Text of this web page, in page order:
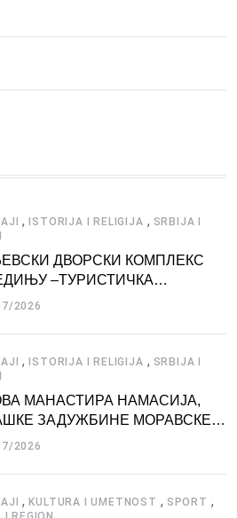
,ISTORIJA I RELIGIJA , SRBIJA I
ДВОРСКИ КОМПЛЕКС
–ТУРИСТИЧКА
2026
,ISTORIJA I RELIGIJA , SRBIJA I
МАНАСТИРА НАМАСИЈА,
ЗАДУЖБИНЕ МОРАВСКЕ
2026
,KULTURA I UMETNOST , SPORT ,